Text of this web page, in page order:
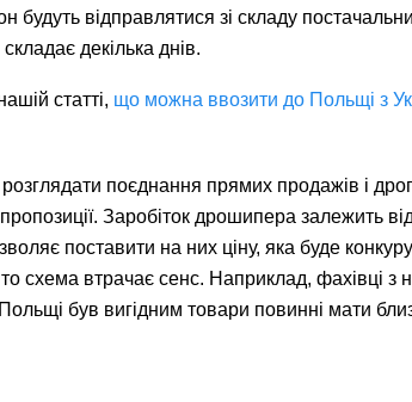
будуть відправлятися зі складу
декілька днів.
статті, що можна ввозити до Польщі з
поєднання прямих продажів і
Заробіток дрошипера залежить
поставити на них ціну, яка буде
схема втрачає сенс. Наприклад, фахівці з
був вигідним товари повинні мати